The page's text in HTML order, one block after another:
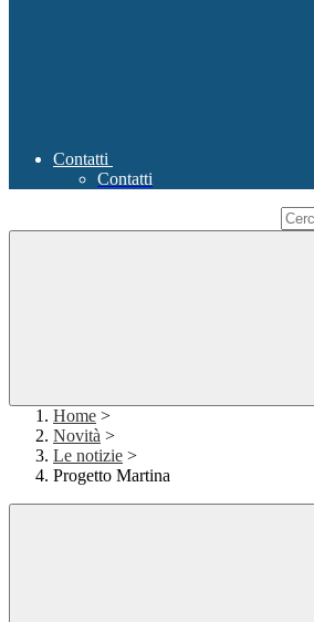
Contatti
Contatti
Home >
Novità >
Le notizie >
Progetto Martina